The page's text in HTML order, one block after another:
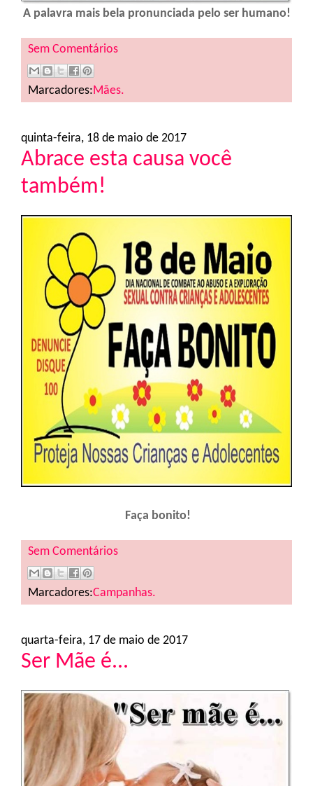
A palavra mais bela pronunciada pelo ser humano!
Sem Comentários
Marcadores:Mães.
quinta-feira, 18 de maio de 2017
Abrace esta causa você
também!
Faça bonito!
Sem Comentários
Marcadores:Campanhas.
quarta-feira, 17 de maio de 2017
Ser Mãe é...